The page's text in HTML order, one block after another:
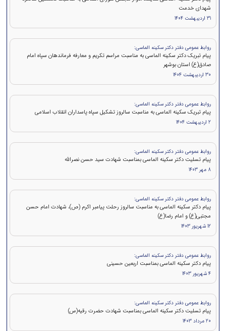
شهدای خدمت
31 اردیبهشت 1404
روابط عمومی دفتر دکتر سکینه الماسی:
پیام تبریک دکتر سکینه الماسی به مناسبت مراسم تکریم و معارفه فرماندهان سپاه امام
صادق(ع) استان بوشهر
30 اردیبهشت 1404
روابط عمومی دفتر دکتر سکینه الماسی:
پیام تبریک سکینه الماسی به مناسبت سالروز تشکیل سپاه پاسداران انقلاب اسلامی
2 اردیبهشت 1404
روابط عمومی دفتر دکتر سکینه الماسی:
پيام تسلیت دکتر سکینه الماسی بمناسبت شهادت سید حسن نصرالله
8 مهر 1403
روابط عمومی دفتر دکتر سکینه الماسی:
پیام دکتر سکینه الماسی به مناسبت سالروز رحلت پیامبر اکرم (ص)، شهادت امام حسن
مجتبی(ع) و امام رضا(ع)
12 شهریور 1403
روابط عمومی دفتر دکتر سکینه الماسی:
پیام دکتر سکینه الماسی بمناسبت اربعین حسینی
4 شهریور 1403
روابط عمومی دفتر دکتر سکینه الماسی:
پیام تسلیت دکتر سکینه الماسی بمناسبت شهادت حضرت رقیه(س)
20 مرداد 1403